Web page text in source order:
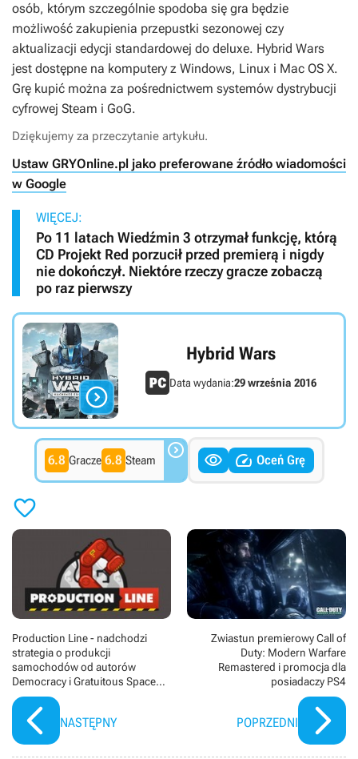
osób, którym szczególnie spodoba się gra będzie
możliwość zakupienia przepustki sezonowej czy
aktualizacji edycji standardowej do deluxe. Hybrid Wars
jest dostępne na komputery z Windows, Linux i Mac OS X.
Grę kupić można za pośrednictwem systemów dystrybucji
cyfrowej Steam i GoG.
Dziękujemy za przeczytanie artykułu.
Ustaw GRYOnline.pl jako preferowane źródło wiadomości
w Google
WIĘCEJ:
Po 11 latach Wiedźmin 3 otrzymał funkcję, którą
CD Projekt Red porzucił przed premierą i nigdy
nie dokończył. Niektóre rzeczy gracze zobaczą
po raz pierwszy

Hybrid Wars
Data wydania:29 września 2016
6.8 Gracze 6.8 Steam    Oceń Grę

Production Line - nadchodzi
strategia o produkcji
samochodów od autorów
Democracy i Gratuitous Space
Battles
NASTĘPNY
Zwiastun premierowy Call of
Duty: Modern Warfare
Remastered i promocja dla
posiadaczy PS4
POPRZEDNI